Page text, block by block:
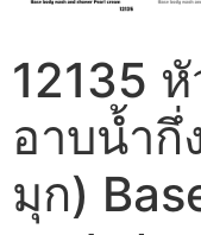
12135
อาบน้ำกึ่
มุก)